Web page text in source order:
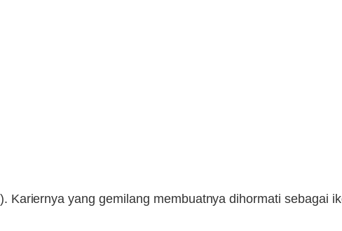
yang gemilang membuatnya dihormati sebagai